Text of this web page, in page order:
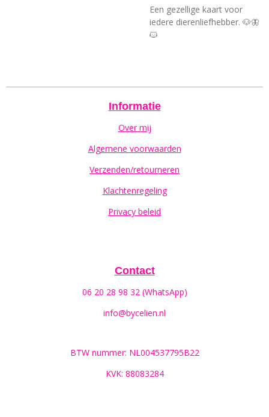
Een gezellige kaart voor
iedere dierenliefhebber. 🐶🦋
🐱
Informatie
Over mij
Algemene voorwaarden
Verzenden/retourneren
Klachtenregeling
Privacy beleid
Contact
06 20 28 98 32 (WhatsApp)
info@bycelien.nl
BTW nummer: NL004537795B22
KVK: 88083284